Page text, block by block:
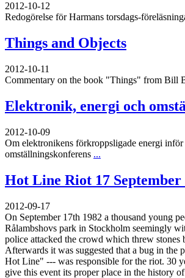
2012-10-12
Redogörelse för Harmans torsdags-
Things and Objects
2012-10-11
Commentary on the book "Things" from Bill
Elektronik, energi och
2012-10-09
Om elektronikens förkroppsligade energi inför
omställningskonferens ...
Hot Line Riot 17 September
2012-09-17
On September 17th 1982 a thousand young
Rålambshovs park in Stockholm seemingly
police attacked the crowd which threw stones
Afterwards it was suggested that a bug in the
Hot Line" --- was responsible for the riot. 30
give this event its proper place in the history